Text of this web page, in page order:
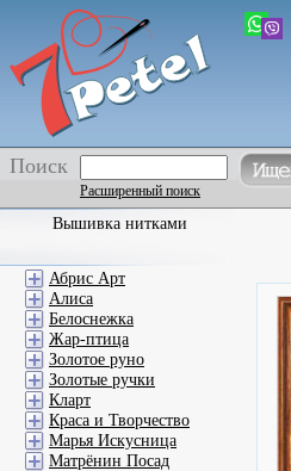
Поиск
Расширенный поиск
Вышивка нитками
Абрис Арт
Алиса
Белоснежка
Жар-птица
Золотое руно
Золотые ручки
Кларт
Краса и Творчество
Марья Искусница
Матрёнин Посад